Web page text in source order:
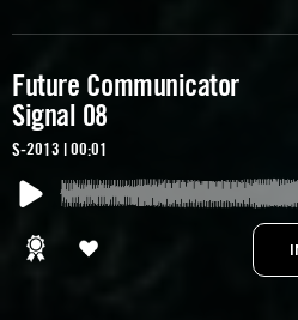
Future Communicator
Signal 08
S-2013 | 00:01